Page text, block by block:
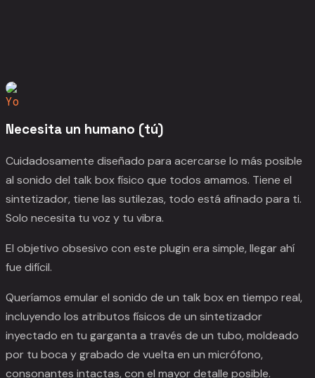
Yo
Necesita un humano (tú)
Cuidadosamente diseñado para acercarse lo más posible
al sonido del talk box físico que todos amamos. Tiene el
sintetizador, tiene las sutilezas, todo está afinado para ti.
Solo necesita tu voz y tu vibra.
El objetivo obsesivo con este plugin era simple, llegar ahí
fue difícil.
Queríamos emular el sonido de un talk box en tiempo real,
incluyendo los atributos físicos de un sintetizador
inyectado en tu garganta a través de un tubo, moldeado
por tu boca y grabado de vuelta en un micrófono,
consonantes intactas, con el mayor detalle posible.